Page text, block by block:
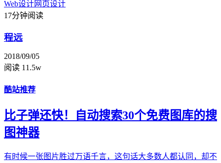
Web设计网页设计
17分钟阅读
程远
2018/09/05
阅读 11.5w
酷站推荐
比子弹还快！自动搜索30个免费图库的搜
图神器
有时候一张图片胜过万语千言，这句话大多数人都认同，却不